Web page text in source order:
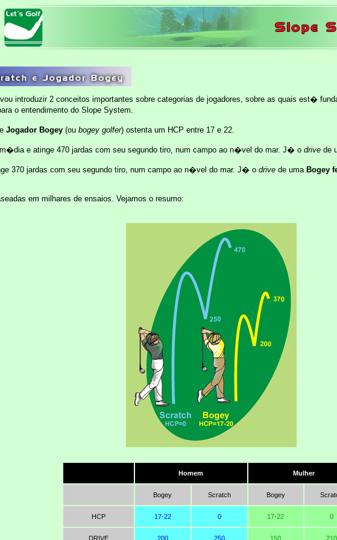
introduzir 2 conceitos importantes sobre categorias de jogadores, sobre as quais est�
o entendimento do Slope System.
Jogador Bogey (ou bogey golfer) ostenta um HCP entre 17 e 22.
e atinge 470 jardas com seu segundo tiro, num campo ao n�vel do mar. J� o drive de
370 jardas com seu segundo tiro, num campo ao n�vel do mar. J� o drive de uma Bogey
em milhares de ensaios. Vejamos o resumo:
Homem Mulher
Bogey Scratch Bogey
HCP 17-22 0 17-22 0
DRIVE 200 250 150 210